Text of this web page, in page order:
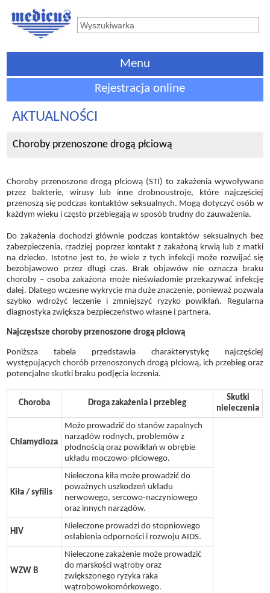
Menu
Rejestracja online
AKTUALNOŚCI
Choroby przenoszone drogą płciową
Choroby przenoszone drogą płciową (STI) to zakażenia wywoływane
przez bakterie, wirusy lub inne drobnoustroje, które najczęściej
przenoszą się podczas kontaktów seksualnych. Mogą dotyczyć osób w
każdym wieku i często przebiegają w sposób trudny do zauważenia.
Do zakażenia dochodzi głównie podczas kontaktów seksualnych bez
zabezpieczenia, rzadziej poprzez kontakt z zakażoną krwią lub z matki
na dziecko. Istotne jest to, że wiele z tych infekcji może rozwijać się
bezobjawowo przez długi czas. Brak objawów nie oznacza braku
choroby – osoba zakażona może nieświadomie przekazywać infekcję
dalej. Dlatego wczesne wykrycie ma duże znaczenie, ponieważ pozwala
szybko wdrożyć leczenie i zmniejszyć ryzyko powikłań. Regularna
diagnostyka zwiększa bezpieczeństwo własne i partnera.
Najczęstsze choroby przenoszone drogą płciową
Poniższa tabela przedstawia charakterystykę najczęściej
występujących chorób przenoszonych drogą płciową, ich przebieg oraz
potencjalne skutki braku podjęcia leczenia.
Choroba Droga zakażenia i przebieg
Skutki
nieleczenia
Chlamydioza
Może prowadzić do stanów zapalnych
narządów rodnych, problemów z
płodnością oraz powikłań w obrębie
układu moczowo-płciowego.
Kiła / syfilis
Nieleczona kiła może prowadzić do
poważnych uszkodzeń układu
nerwowego, sercowo-naczyniowego
oraz innych narządów.
HIV
Nieleczone prowadzi do stopniowego
osłabienia odporności i rozwoju AIDS.
WZW B
Nieleczone zakażenie może prowadzić
do marskości wątroby oraz
zwiększonego ryzyka raka
wątrobowokomórkowego.